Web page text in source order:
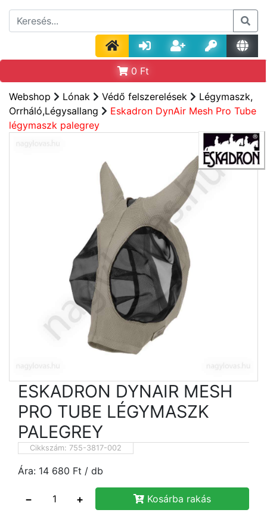
0 Ft
Webshop Lónak Védő felszerelések
Légymaszk,
Orrháló,Légysallang
Eskadron DynAir Mesh Pro Tube
légymaszk palegrey
ESKADRON DYNAIR MESH
PRO TUBE LÉGYMASZK
PALEGREY
Cikkszám: 755-3817-002
Ára: 14 680 Ft / db
− + Kosárba rakás